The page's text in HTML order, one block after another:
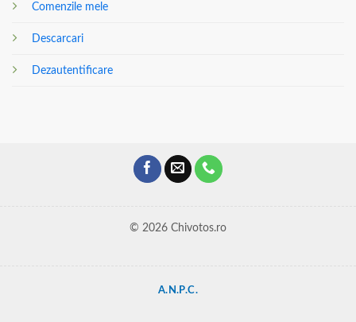
Comenzile mele
Descarcari
Dezautentificare
© 2026 Chivotos.ro
A.N.P.C.